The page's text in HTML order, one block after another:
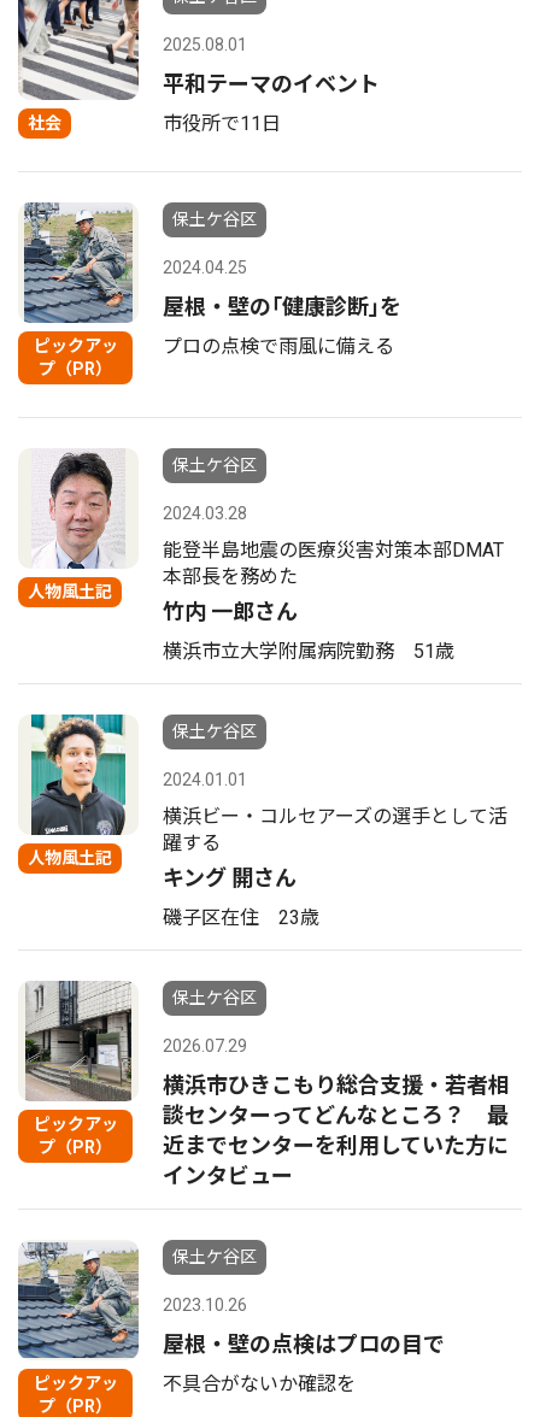
社会
2025.08.01
平和テーマのイベント
市役所で11日
ピックアッ
プ（PR）
保土ケ谷区
2024.04.25
屋根・壁の｢健康診断｣を
プロの点検で雨風に備える
人物風土記
保土ケ谷区
2024.03.28
能登半島地震の医療災害対策本部DMAT
本部長を務めた
竹内 一郎さん
横浜市立大学附属病院勤務 51歳
人物風土記
保土ケ谷区
2024.01.01
横浜ビー・コルセアーズの選手として活
躍する
キング 開さん
磯子区在住 23歳
ピックアッ
プ（PR）
保土ケ谷区
2026.07.29
横浜市ひきこもり総合支援・若者相
談センターってどんなところ？ 最
近までセンターを利用していた方に
インタビュー
ピックアッ
プ（PR）
保土ケ谷区
2023.10.26
屋根・壁の点検はプロの目で
不具合がないか確認を